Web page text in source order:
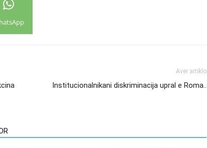
Aver artiklo
Institucionalnikani diskriminacija upral e Roma..